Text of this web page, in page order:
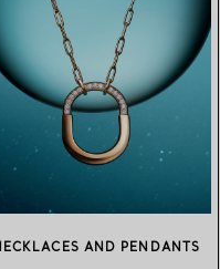
AND PENDANTS